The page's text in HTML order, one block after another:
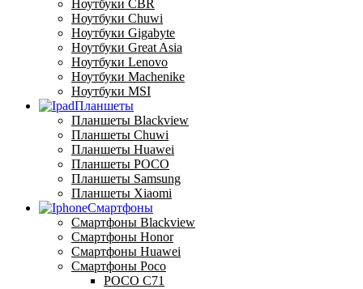
Ноутбуки CBR
Ноутбуки Chuwi
Ноутбуки Gigabyte
Ноутбуки Great Asia
Ноутбуки Lenovo
Ноутбуки Machenike
Ноутбуки MSI
Планшеты
Планшеты Blackview
Планшеты Chuwi
Планшеты Huawei
Планшеты POCO
Планшеты Samsung
Планшеты Xiaomi
Смартфоны
Смартфоны Blackview
Смартфоны Honor
Смартфоны Huawei
Смартфоны Poco
POCO C71